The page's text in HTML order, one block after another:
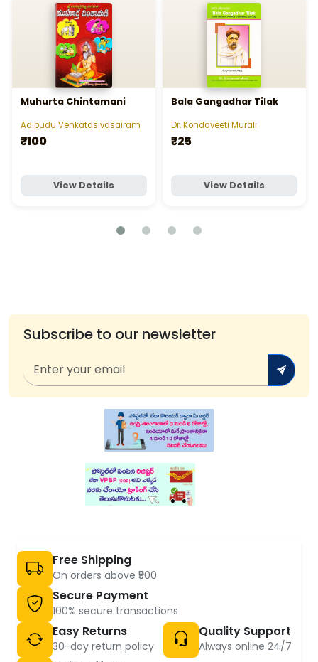
Muhurta Chintamani
Adipudu Venkatasivasairam
₹100
View Details
Bala Gangadhar Tilak
Dr. Kondaveeti Murali
₹25
View Details
Subscribe to our newsletter
Free Shipping
On orders above ₹500
Secure Payment
100% secure transactions
Easy Returns
30-day return policy
Quality Support
Always online 24/7